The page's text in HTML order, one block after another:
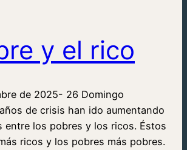
y el rico
de 2025- 26 Domingo
de crisis han ido aumentando
entre los pobres y los ricos. Éstos
ricos y los pobres más pobres.